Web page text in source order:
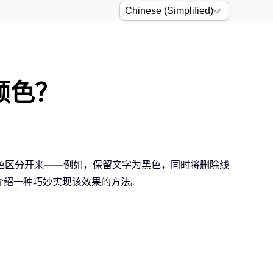
？
区分开来——例如，保留文字为黑色，同时将删除线
一种巧妙实现该效果的方法。